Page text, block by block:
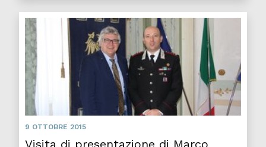
9 OTTOBRE 2015
Visita di presentazione di Marco